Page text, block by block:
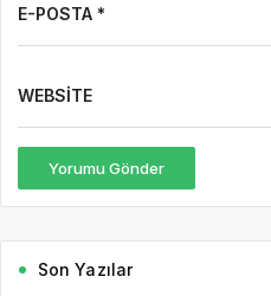
E-POSTA *
WEBSITE
Yorumu Gönder
Son Yazılar